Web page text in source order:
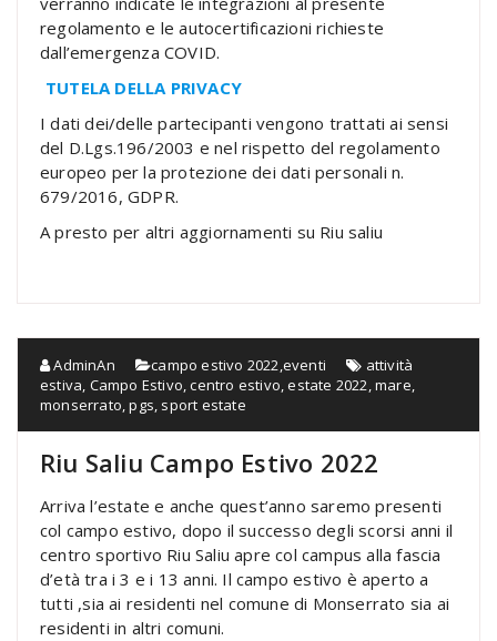
regolamento e le autocertificazioni richieste
dall’emergenza COVID.
TUTELA DELLA PRIVACY
I dati dei/delle partecipanti vengono trattati ai sensi
del D.Lgs.196/2003 e nel rispetto del regolamento
europeo per la protezione dei dati personali n.
679/2016, GDPR.
A presto per altri aggiornamenti su Riu saliu
AdminAn campo estivo 2022,eventi
attività
estiva, Campo Estivo,centro estivo,estate 2022,mare,
monserrato,pgs, sport estate
Riu Saliu Campo Estivo 2022
Arriva l’estate e anche quest’anno saremo presenti
col campo estivo, dopo il successo degli scorsi anni il
centro sportivo Riu Saliu apre col campus alla fascia
d’età tra i 3 e i 13 anni. Il campo estivo è aperto a
tutti ,sia ai residenti nel comune di Monserrato sia ai
residenti in altri comuni.